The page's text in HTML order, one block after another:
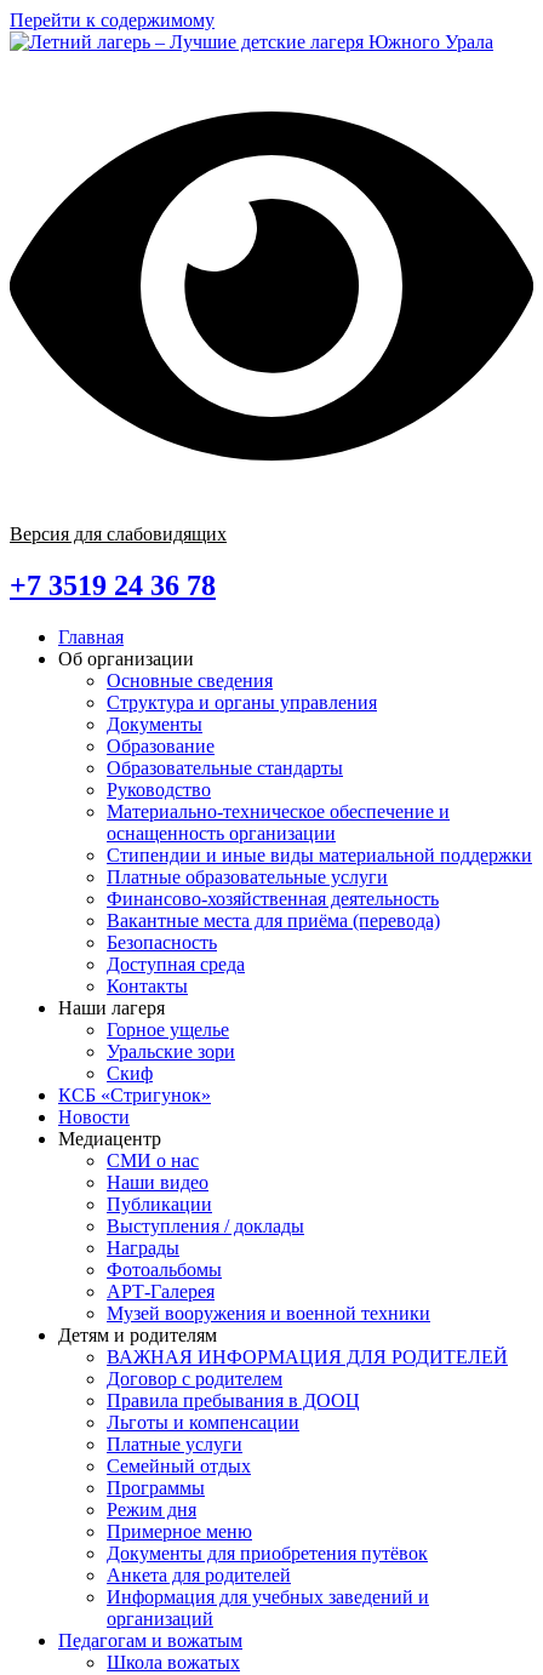
Перейти к содержимому
Версия для слабовидящих
+7 3519 24 36 78
Главная
Об организации
Основные сведения
Структура и органы управления
Документы
Образование
Образовательные стандарты
Руководство
Материально-техническое обеспечение и
оснащенность организации
Стипендии и иные виды материальной поддержки
Платные образовательные услуги
Финансово-хозяйственная деятельность
Вакантные места для приёма (перевода)
Безопасность
Доступная среда
Контакты
Наши лагеря
Горное ущелье
Уральские зори
Скиф
КСБ «Стригунок»
Новости
Медиацентр
СМИ о нас
Наши видео
Публикации
Выступления / доклады
Награды
Фотоальбомы
АРТ-Галерея
Музей вооружения и военной техники
Детям и родителям
ВАЖНАЯ ИНФОРМАЦИЯ ДЛЯ РОДИТЕЛЕЙ
Договор с родителем
Правила пребывания в ДООЦ
Льготы и компенсации
Платные услуги
Семейный отдых
Программы
Режим дня
Примерное меню
Документы для приобретения путёвок
Анкета для родителей
Информация для учебных заведений и
организаций
Педагогам и вожатым
Школа вожатых